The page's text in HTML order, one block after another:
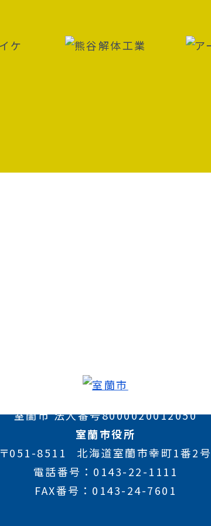
室蘭市 法人番号8000020012050
室蘭市役所
〒051-8511
北海道室蘭市幸町1番2号
電話番号
0143-22-1111
FAX番号
0143-24-7601